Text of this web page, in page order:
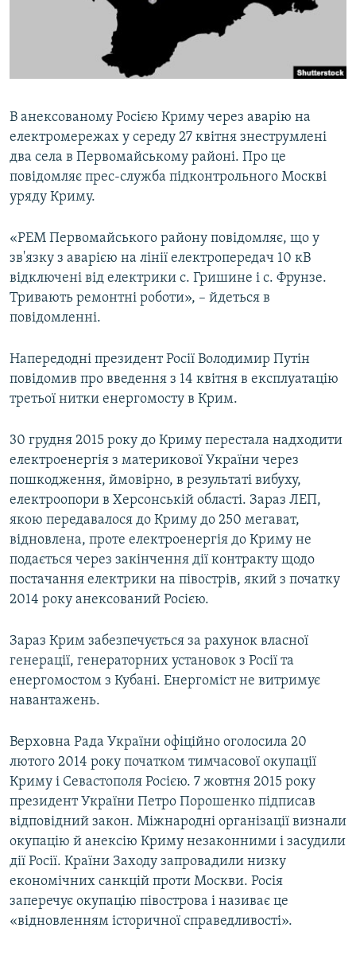
ВІДЕОУРОКИ «ELIFBE»
СВІДЧЕННЯ ОКУПАЦІЇ
УКРАЇНСЬКА ПРОБЛЕМА КРИМУ
Усі сайти RFE/RL
В анексованому Росією Криму через аварію на
електромережах у середу 27 квітня знеструмлені
два села в Первомайському районі. Про це
повідомляє прес-служба підконтрольного Москві
уряду Криму.
«РЕМ Первомайського району повідомляє, що у
зв'язку з аварією на лінії електропередач 10 кВ
відключені від електрики с. Гришине і с. Фрунзе.
Тривають ремонтні роботи», – йдеться в
повідомленні.
Напередодні президент Росії Володимир Путін
повідомив про введення з 14 квітня в експлуатацію
третьої нитки енергомосту в Крим.
30 грудня 2015 року до Криму перестала надходити
електроенергія з материкової України через
пошкодження, ймовірно, в результаті вибуху,
електроопори в Херсонській області. Зараз ЛЕП,
якою передавалося до Криму до 250 мегават,
відновлена, проте електроенергія до Криму не
подається через закінчення дії контракту щодо
постачання електрики на півострів, який з початку
2014 року анексований Росією.
Зараз Крим забезпечується за рахунок власної
генерації, генераторних установок з Росії та
енергомостом з Кубані. Енергоміст не витримує
навантажень.
Верховна Рада України офіційно оголосила 20
лютого 2014 року початком тимчасової окупації
Криму і Севастополя Росією. 7 жовтня 2015 року
президент України Петро Порошенко підписав
відповідний закон. Міжнародні організації визнали
окупацію й анексію Криму незаконними і засудили
дії Росії. Країни Заходу запровадили низку
економічних санкцій проти Москви. Росія
заперечує окупацію півострова і називає це
«відновленням історичної справедливості».